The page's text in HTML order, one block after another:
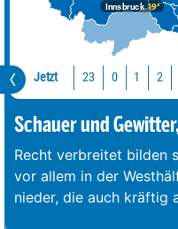
Innsbruck19°
Jetzt 23 0 1 2
Schauer und
Recht verbreitet bilden
vor allem in der
nieder, die auch kräftig